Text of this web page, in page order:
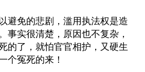
避免的悲剧，滥用执法权是造
事实很清楚，原因也不复杂，
的了，就怕官官相护，又硬生
个冤死的来！